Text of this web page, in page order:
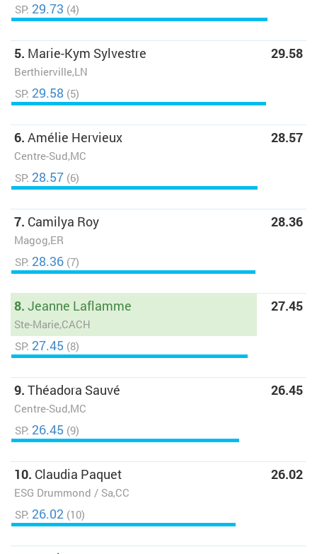
SP: 29.73 (4)
5. Marie-Kym Sylvestre
Berthierville,LN
29.58
SP: 29.58 (5)
6. Amélie Hervieux
Centre-Sud,MC
28.57
SP: 28.57 (6)
7. Camilya Roy
Magog,ER
28.36
SP: 28.36 (7)
8. Jeanne Laflamme
Ste-Marie,CACH
27.45
SP: 27.45 (8)
9. Théadora Sauvé
Centre-Sud,MC
26.45
SP: 26.45 (9)
10. Claudia Paquet
ESG Drummond / Sa,CC
26.02
SP: 26.02 (10)